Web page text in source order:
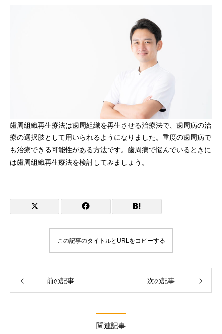
歯周組織再生療法は歯周組織を再生させる治療法で、歯周病の治
療の選択肢として用いられるようになりました。重度の歯周病で
も治療できる可能性がある方法です。歯周病で悩んでいるときに
は歯周組織再生療法を検討してみましょう。
この記事のタイトルとURLをコピーする
前の記事 次の記事
関連記事